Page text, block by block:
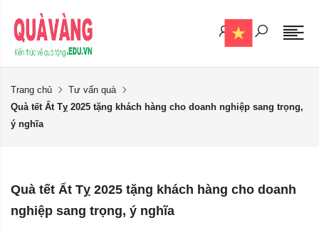
Trang chủ
Tư vấn quà
Quà tết Ất Tỵ 2025 tặng khách hàng cho doanh nghiệp sang trọng,
ý nghĩa
Quà tết Ất Tỵ 2025 tặng khách hàng cho doanh
nghiệp sang trọng, ý nghĩa